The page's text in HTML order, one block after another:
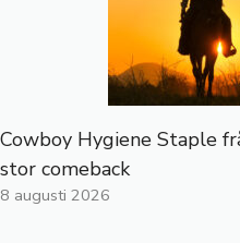
Cowboy Hygiene Staple
stor comeback
8 augusti 2026